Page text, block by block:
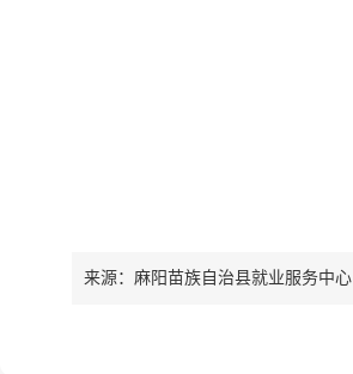
来源：麻阳苗族自治县就业服务中心